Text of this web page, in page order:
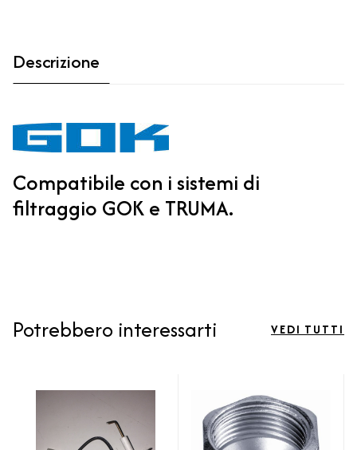
Descrizione
Compatibile con i sistemi di
filtraggio GOK e TRUMA.
Potrebbero interessarti VEDI TUTTI